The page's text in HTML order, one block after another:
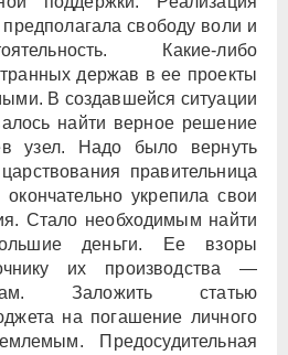
свободу воли и
Какие-либо
держав в ее проекты
В создавшейся ситуации
найти верное решение
узел. Надо было вернуть
правительница
укрепила свои
Стало необходимым найти
деньги. Ее взоры
их производства —
Заложить статью
на погашение личного
Предосудительная